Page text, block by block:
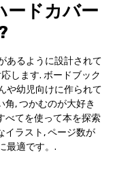
ードカバー
あるように設計されて
します. ボードブック
や幼児向けに作られて
角, つかむのが大好き
べてを使って本を探索
イラスト, ページ数が
最適です。.